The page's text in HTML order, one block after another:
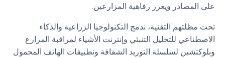
على المصادر ويعزز رفاهية المزارعين.
تحت مظلتهم التقنية، ندمج التكنولوجيا الزراعية والذكاء
الاصطناعي للتحليل التنبئي وإنترنت الأشياء لمراقبة المزارع
وبلوكتشين لسلسلة التوريد الشفافة وتطبيقات الهاتف المحمول